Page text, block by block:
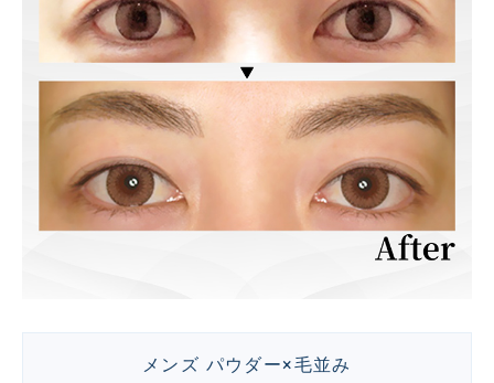
メンズ パウダー×毛並み